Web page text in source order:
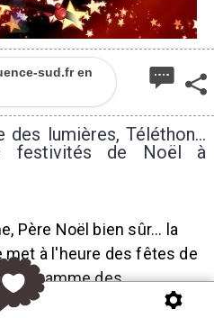
sud.fr en
lumières, Téléthon...
festivités de Noël à
Père Noël bien sûr... la
met à l'heure des fêtes de
programme des